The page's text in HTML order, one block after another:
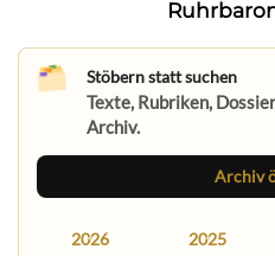
Stöbern statt suchen
Texte, Rubriken,
Archiv.
Archiv
2026 2025